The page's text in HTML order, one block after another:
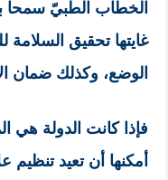
الخطاب الطبيّ
غايتها تحقيق
الوضع، وكذلك ضمان
فإذا كانت الدولة هي
أمكنها أن تعيد تنظيم